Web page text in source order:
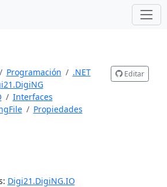
Programación
.NET
Interfaces
Propiedades
Editar
Digi21.DigiNG.IO